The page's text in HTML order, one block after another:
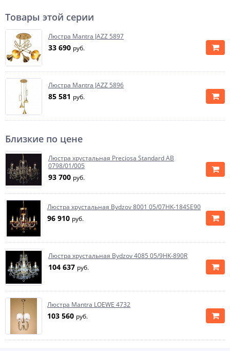
Товары этой серии
Люстра Mantra JAZZ 5897
33 690 руб.
Люстра Mantra JAZZ 5896
85 581 руб.
Близкие по цене
Люстра хрустальная Preciosa Standard AB
0798/01/005
93 700 руб.
Люстра хрустальная Bydzov 8001 05/07HK-184SE90
96 910 руб.
Люстра хрустальная Bydzov 4085 05/9HK-890R
104 637 руб.
Люстра Mantra LOEWE 4732
103 560 руб.